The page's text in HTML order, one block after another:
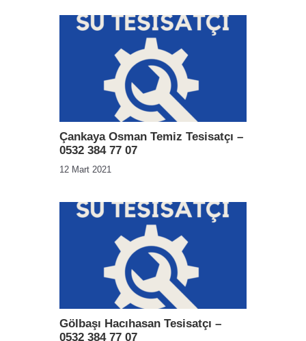
Çankaya Osman Temiz Tesisatçı –
0532 384 77 07
12 Mart 2021
Gölbaşı Hacıhasan Tesisatçı –
0532 384 77 07